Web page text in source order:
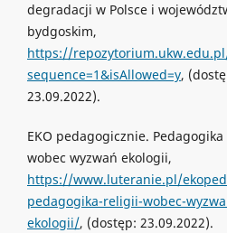
degradacji w Polsce i
bydgoskim,
https://
sequence=1&isAllowed=y,
23.09.2022).
EKO pedagogicznie.
wobec wyzwań ekologii,
https://www.luteranie.pl/
pedagogika-religii-wobec-
ekologii/, (dostęp: 23.09.2022).